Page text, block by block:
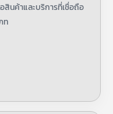
นค้าและบริการที่เชื่อถือ
ท